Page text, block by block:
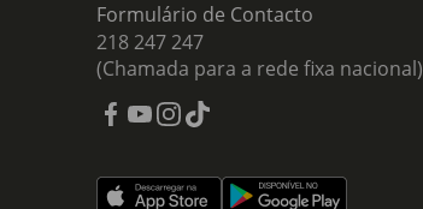
Formulário de Contacto
218 247 247
(Chamada para a rede fixa nacional)